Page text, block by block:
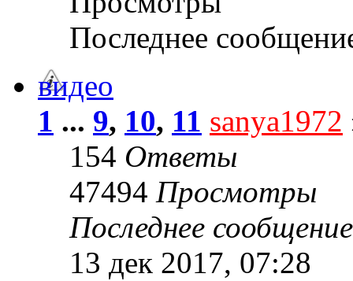
Последнее
видео
1 ... 9, 10, 11 sanya1972
154 Ответы
47494 Просмотры
Последнее
13 дек 2017, 07:28